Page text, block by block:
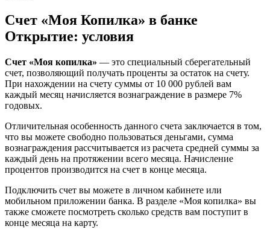
Счет «Моя Копилка» в банке
Открытие: условия
Счет «Моя копилка» — это специальный сберегательный
счет, позволяющий получать проценты за остаток на счету.
При нахождении на счету суммы от 10 000 рублей вам
каждый месяц начисляется вознаграждение в размере 7%
годовых.
Отличительная особенность данного счета заключается в том,
что вы можете свободно пользоваться деньгами, сумма
вознаграждения рассчитывается из расчета средней суммы за
каждый день на протяжении всего месяца. Начисление
процентов производится на счет в конце месяца.
Подключить счет вы можете в личном кабинете или
мобильном приложении банка. В разделе «Моя копилка» вы
также сможете посмотреть сколько средств вам поступит в
конце месяца на карту.